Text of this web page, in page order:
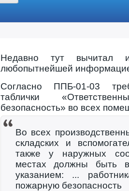
Недавно тут вычитал
любопытнейшей
Согласно ППБ-01-03
таблички
безопасность» во всех
Во всех
складских и
также у наружных
местах должны быть
указанием: ...
пожарную безопасность